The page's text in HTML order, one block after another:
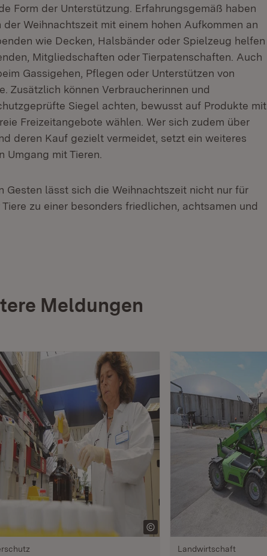
Form der Unterstützung. Erfahrungsgemäß haben
Weihnachtszeit mit einem hohen Aufkommen an
wie Decken, Halsbänder oder Spielzeug helfen
Mitgliedschaften oder Tierpatenschaften. Auch
Gassigehen, Pflegen oder Unterstützen von
Zusätzlich können Verbraucherinnen und
Siegel achten, bewusst auf Produkte mit
Freizeitangebote wählen. Wer sich zudem über
deren Kauf gezielt vermeidet, setzt ein weiteres
mit Tieren.
Gesten lässt sich die Weihnachtszeit nicht nur für
zu einer besonders friedlichen, achtsamen und
Meldungen
Landwirtschaft